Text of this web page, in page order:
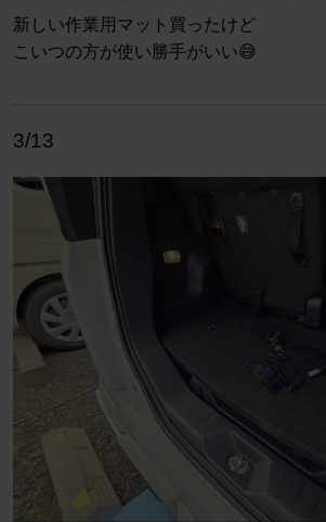
新しい作業用マット買ったけど
こいつの方が使い勝手がいい😅
3/13